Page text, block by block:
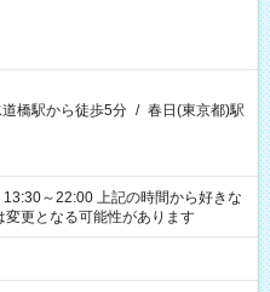
橋駅から徒歩5分 / 春日(東京都)駅
記の時間から好きな
更となる可能性があります